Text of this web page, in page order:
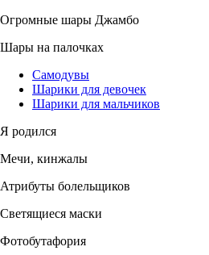
Огромные шары Джамбо
Шары на палочках
Самодувы
Шарики для девочек
Шарики для мальчиков
Я родился
Мечи, кинжалы
Атрибуты болельщиков
Светящиеся маски
Фотобутафория